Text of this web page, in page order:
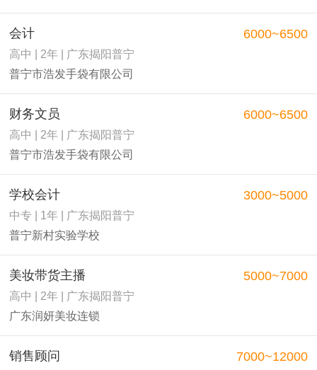
会计
高中 | 2年 | 广东揭阳普宁
普宁市浩发手袋有限公司
6000~6500
财务文员
高中 | 2年 | 广东揭阳普宁
普宁市浩发手袋有限公司
6000~6500
学校会计
中专 | 1年 | 广东揭阳普宁
普宁新村实验学校
3000~5000
美妆带货主播
高中 | 2年 | 广东揭阳普宁
广东润妍美妆连锁
5000~7000
销售顾问 7000~12000